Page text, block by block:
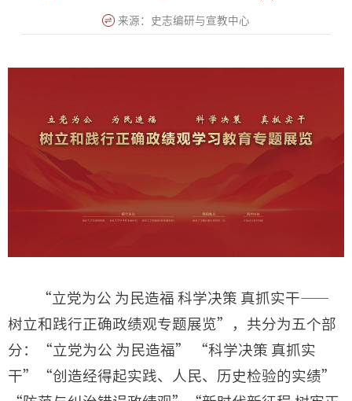
来源：史志编研与宣教中心
“立党为公 为民造福 科学决策 真抓实干——
树立和践行正确政绩观专题展览”，共分为五个部
分：“立党为公 为民造福” “科学决策 真抓实
干”“创造经得起实践、人民、历史检验的实绩”